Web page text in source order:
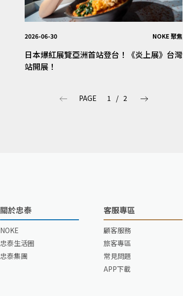
2026-06-30 NOKE 聚焦
日本爆紅展覽亞洲首站登台！《炎上展》台灣
站開展！
PAGE 1 / 2
關於忠泰
NOKE
忠泰生活圈
忠泰集團
客服專區
顧客服務
旅客專區
常見問題
APP下載